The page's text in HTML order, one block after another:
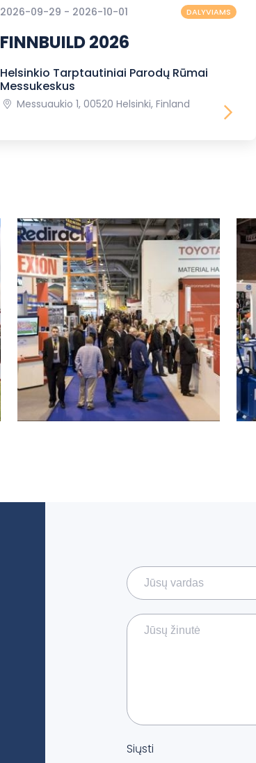
2026-09-29 - 2026-10-01 DALYVIAMS
FINNBUILD 2026
Helsinkio Tarptautiniai Parodų Rūmai
Messukeskus
Messuaukio 1, 00520 Helsinki, Finland
Siųsti